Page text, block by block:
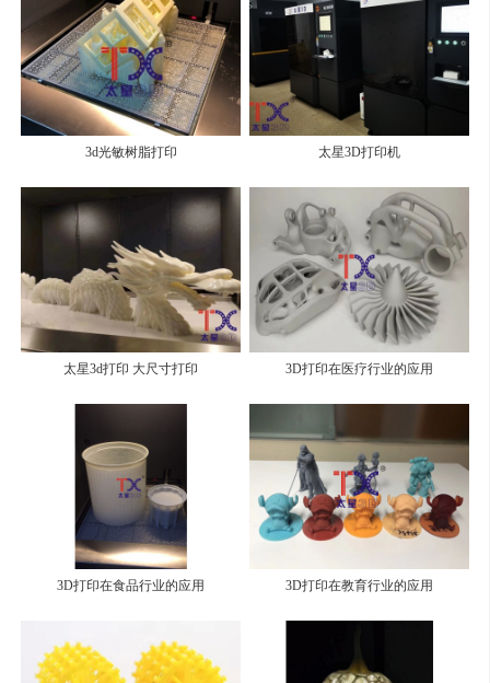
3d光敏树脂打印 太星3D打印机
太星3d打印 大尺寸打印 3D打印在医疗行业的应用
3D打印在食品行业的应用 3D打印在教育行业的应用